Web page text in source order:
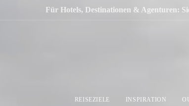
Für Hotels, Destinationen & Agenturen:
REISEZIELE INSPIRATION